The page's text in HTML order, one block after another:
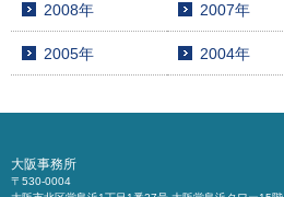
2008年 2007年
2005年 2004年
大阪事務所
〒530-0004